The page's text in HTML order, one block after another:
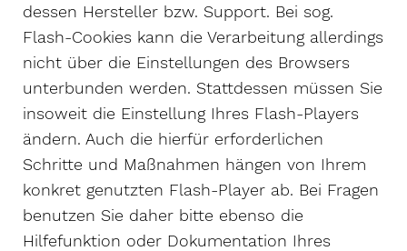
dessen Hersteller bzw. Support. Bei sog.
Flash-Cookies kann die Verarbeitung allerdings
nicht über die Einstellungen des Browsers
unterbunden werden. Stattdessen müssen Sie
insoweit die Einstellung Ihres Flash-Players
ändern. Auch die hierfür erforderlichen
Schritte und Maßnahmen hängen von Ihrem
konkret genutzten Flash-Player ab. Bei Fragen
benutzen Sie daher bitte ebenso die
Hilfefunktion oder Dokumentation Ihres